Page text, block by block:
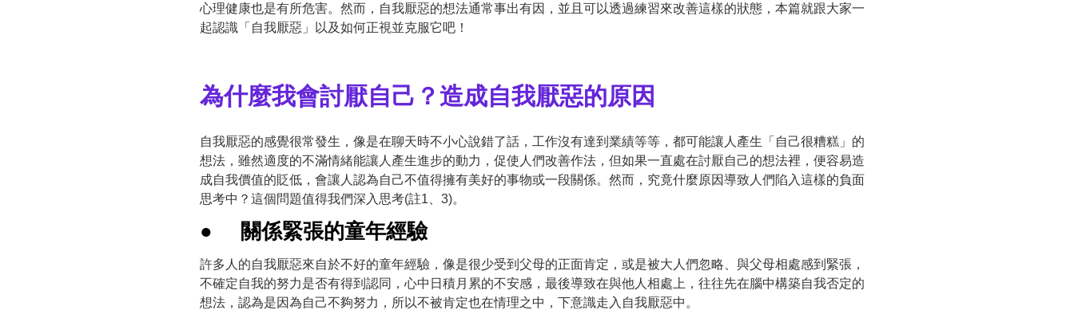
心理健康也是有所危害。然而，自我厭惡的想法通常事出有因，並且可以透過練習來改善這樣的狀態，本篇就跟大家一
起認識「自我厭惡」以及如何正視並克服它吧！
為什麼我會討厭自己？造成自我厭惡的原因
自我厭惡的感覺很常發生，像是在聊天時不小心說錯了話，工作沒有達到業績等等，都可能讓人產生「自己很糟糕」的
想法，雖然適度的不滿情緒能讓人產生進步的動力，促使人們改善作法，但如果一直處在討厭自己的想法裡，便容易造
成自我價值的貶低，會讓人認為自己不值得擁有美好的事物或一段關係。然而，究竟什麼原因導致人們陷入這樣的負面
思考中？這個問題值得我們深入思考(註1、3)。
● 關係緊張的童年經驗
許多人的自我厭惡來自於不好的童年經驗，像是很少受到父母的正面肯定，或是被大人們忽略、與父母相處感到緊張，
不確定自我的努力是否有得到認同，心中日積月累的不安感，最後導致在與他人相處上，往往先在腦中構築自我否定的
想法，認為是因為自己不夠努力，所以不被肯定也在情理之中，下意識走入自我厭惡中。